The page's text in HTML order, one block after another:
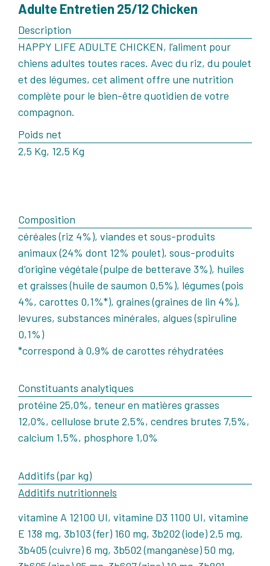
Adulte Entretien 25/12 Chicken
Description
HAPPY LIFE ADULTE CHICKEN, l’aliment pour
chiens adultes toutes races. Avec du riz, du poulet
et des légumes, cet aliment offre une nutrition
complète pour le bien-être quotidien de votre
compagnon.
Poids net
2,5 Kg, 12,5 Kg
Composition
céréales (riz 4%), viandes et sous-produits
animaux (24% dont 12% poulet), sous-produits
d’origine végétale (pulpe de betterave 3%), huiles
et graisses (huile de saumon 0,5%), légumes (pois
4%, carottes 0,1%*), graines (graines de lin 4%),
levures, substances minérales, algues (spiruline
0,1%)
*correspond à 0,9% de carottes réhydratées
Constituants analytiques
protéine 25,0%, teneur en matières grasses
12,0%, cellulose brute 2,5%, cendres brutes 7,5%,
calcium 1,5%, phosphore 1,0%
Additifs (par kg)
Additifs nutritionnels
vitamine A 12100 UI, vitamine D3 1100 UI, vitamine
E 138 mg, 3b103 (fer) 160 mg, 3b202 (iode) 2,5 mg,
3b405 (cuivre) 6 mg, 3b502 (manganèse) 50 mg,